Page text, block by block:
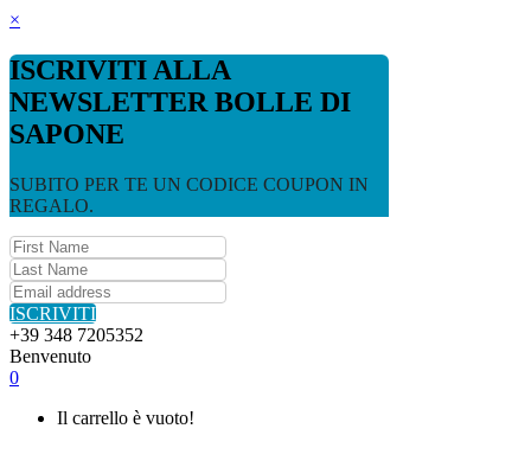
×
ISCRIVITI ALLA
NEWSLETTER BOLLE DI
SAPONE
SUBITO PER TE UN CODICE COUPON IN
REGALO.
ISCRIVITI
+39 348 7205352
Benvenuto
0
Il carrello è vuoto!